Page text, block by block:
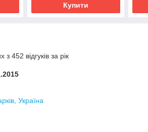
Купити
452 відгуків за рік
Україна